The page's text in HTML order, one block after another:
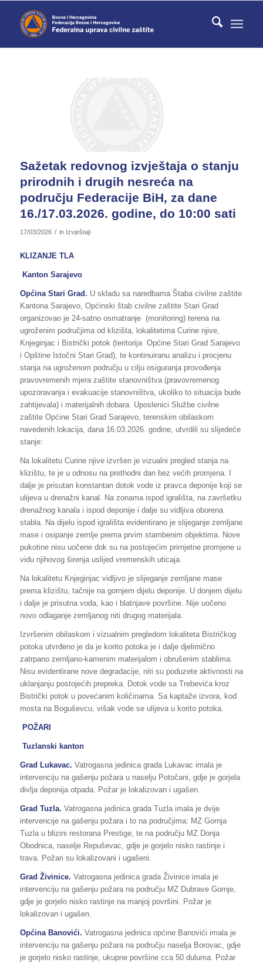
Sažetak redovnog izvještaja o stanju
prirodnih i drugih nesreća na
području Federacije BiH, za dane
16./17.03.2026. godine, do 10:00 sati
17/03/2026 / in Izvještaji
KLIZANJE TLA
Kanton Sarajevo
Općina Stari Grad. U skladu sa naredbama Štaba civilne zaštite
Kantona Sarajevo, Općinski štab civilne zaštite Stari Grad
organizovao je 24-satno osmatranje (monitoring) terena na
ugroženim područjima od klizišta, lokalitetima Curine njive,
Knjeginjac i Bistrički potok (teritorija Općine Stari Grad Sarajevo
i Opštine Istočni Stari Grad), te kontinuiranu analizu i procjenu
stanja na ugroženom području u cilju osiguranja provođenja
pravovremenih mjera zaštite stanovništva (pravovremenog
upozoravanja i evakuacije stanovništva, ukoliko to situacija bude
zahtijevala) i materijalnih dobara. Uposlenici Službe civilne
zaštite Općine Stari Grad Sarajevo, terenskim obilaskom
navedenih lokacija, dana 16.03.2026. godine, utvrdili su slijedeće
stanje:
Na lokalitetu Curine njive izvršen je vizualni pregled stanja na
klizištu, te je u odnosu na prethodni dan bez većih promjena. I
dalje je prisutan konstantan dotok vode iz pravca deponije koji se
ulijeva u drenažni kanal. Na zonama ispod igrališta, na završetku
drenažnog kanala i ispod deponije i dalje su vidljiva oborena
stabla. Na dijelu ispod igrališta evidentirano je slijeganje zemljane
mase i osipanje zemlje prema prvim stambenim objektima. Nove
pukotine nisu uočene dok su na postojećim primjetne promjene u
vidu njihovog širenja uslijed vremenskih uticaja.
Na lokalitetu Knjeginjac vidljivo je slijeganje zemljane mase
prema klizištu, tačnije na gornjem dijelu deponije. U donjem dijelu
i dalje je prisutna voda, kao i blatnjave površine. Nije uočeno
novo odlaganje zemljanog niti drugog materijala.
Izvršenim obilaskom i vizualnim pregledom lokaliteta Bistričkog
potoka utvrđeno je da je korito potoka je i dalje djelimično
zatrpano zemljano-kamenim materijalom i obrušenim stablima.
Nisu evidentirane nove degradacije, niti su poduzete aktivnosti na
uklanjanju postojećih prepreka. Dotok vode sa Trebevića kroz
Bistrički potok u povećanim količinama. Sa kaptaže izvora, kod
mosta na Boguševcu, višak vode se ulijeva u korito potoka.
POŽARI
Tuzlanski kanton
Grad Lukavac. Vatrogasna jedinica grada Lukavac imala je
intervenciju na gašenju požara u naselju Potočani, gdje je gorjela
divlja deponija otpada. Požar je lokalizovan i ugašen.
Grad Tuzla. Vatrogasna jedinica grada Tuzla imala je dvije
intervencije na gašenju požara i to na područjima: MZ Gornja
Tuzla u blizini restorana Prestige, te na području MZ Donja
Obodnica, naselje Repuševac, gdje je gorjelo nisko rastinje i
trava. Požari su lokalizovani i ugašeni.
Grad Živinice. Vatrogasna jedinica grada Živinice imala je
intervenciju na gašenju požara na području MZ Dubrave Gornje,
gdje je gorjelo nisko rastinje na manjoj površini. Požar je
lokalizovan i ugašen.
Općina Banovići. Vatrogasna jedinica općine Banovići imala je
intervenciju na gašenju požara na području naselja Borovac, gdje
je gorjelo nisko rastinje, ukupne površine cca 50 duluma. Požar